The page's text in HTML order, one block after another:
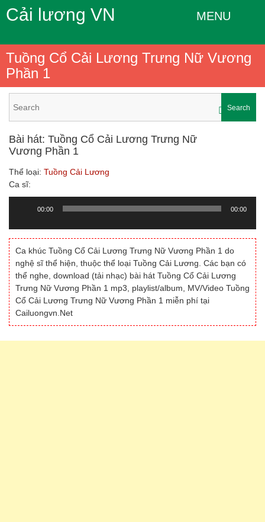
Cải lương VN MENU
Tuồng Cổ Cải Lương Trưng Nữ Vương
Phần 1
Search
Bài hát: Tuồng Cổ Cải Lương Trưng Nữ
Vương Phần 1
Thể loại: Tuồng Cải Lương
Ca sĩ:
00:00 00:00
Ca khúc Tuồng Cổ Cải Lương Trưng Nữ Vương Phần 1 do
nghệ sĩ thể hiện, thuộc thể loại Tuồng Cải Lương. Các bạn có
thể nghe, download (tải nhạc) bài hát Tuồng Cổ Cải Lương
Trưng Nữ Vương Phần 1 mp3, playlist/album, MV/Video Tuồng
Cổ Cải Lương Trưng Nữ Vương Phần 1 miễn phí tại
Cailuongvn.Net